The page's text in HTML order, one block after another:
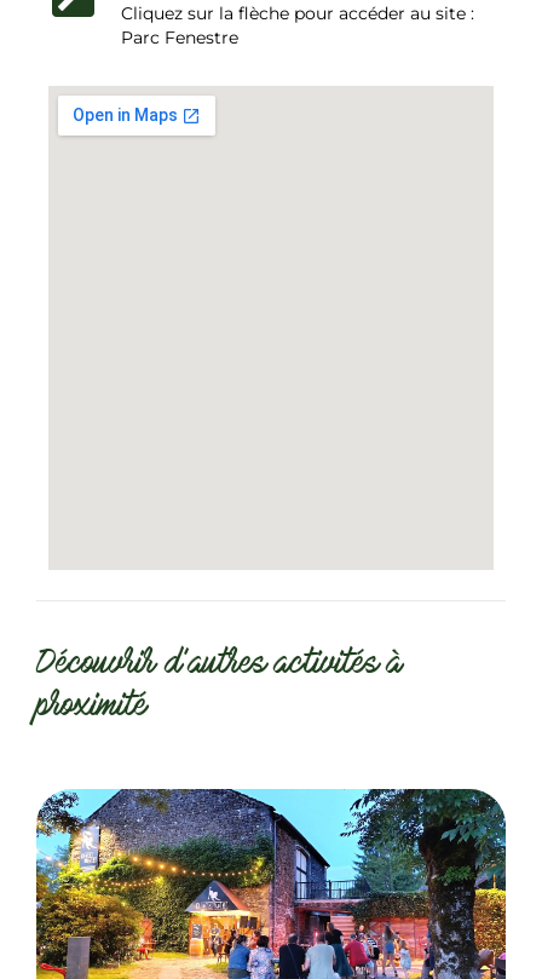
Cliquez sur la flèche pour accéder au site :
Parc Fenestre
Découvrir d'autres activités à
proximité